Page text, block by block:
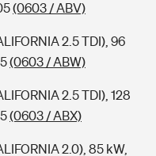
(0603 / ABV)
2.5 TDI), 96
(0603 / ABW)
2.5 TDI), 128
(0603 / ABX)
2.0), 85 kW,